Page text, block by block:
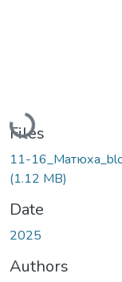
Loading...
Files
11-
(1.12 MB)
Date
2025
Authors